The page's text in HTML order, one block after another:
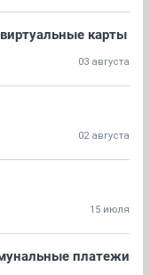
карты
03 августа
02 августа
15 июля
платежи